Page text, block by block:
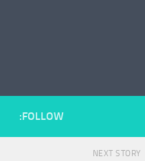
FOLLOW:
NEXT STORY